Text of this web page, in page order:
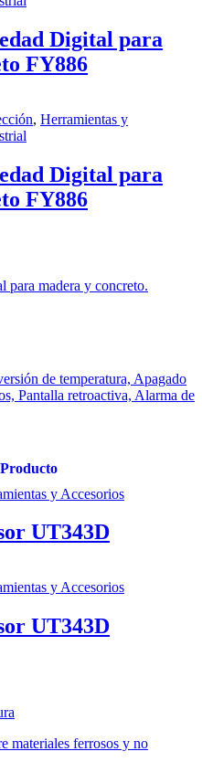
Digital para
FY886
, Herramientas y
Digital para
FY886
madera y concreto.
de temperatura, Apagado
Pantalla retroactiva, Alarma de
y Accesorios
UT343D
y Accesorios
UT343D
materiales ferrosos y no